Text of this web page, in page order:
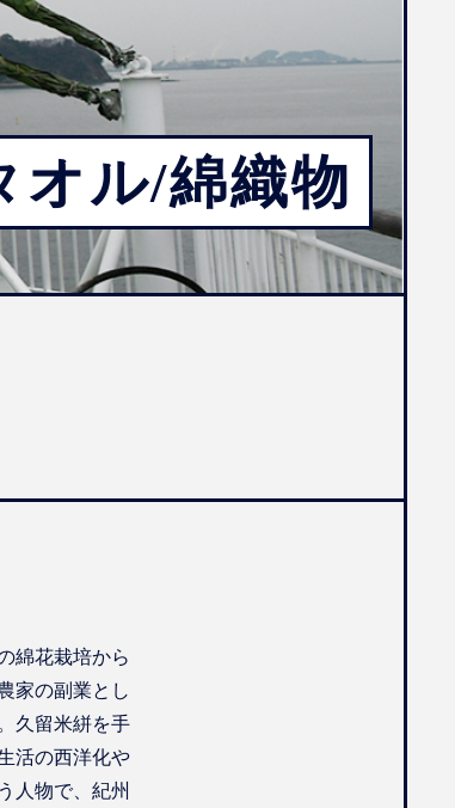
オル/綿織物
綿花栽培から
家の副業とし
久留米絣を手
活の西洋化や
人物で、紀州